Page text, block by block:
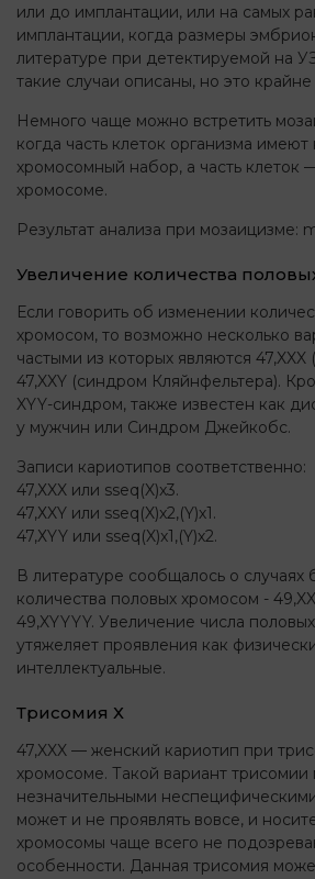
или до имплантации, или на самых
имплантации, когда размеры
литературе при детектируемой на
такие случаи описаны, но это
Немного чаще можно встретить
когда часть клеток организма
хромосомный набор, а часть
хромосоме.
Результат анализа при мозаицизме:
Увеличение количества
Если говорить об изменении
хромосом, то возможно несколько
частыми из которых являются
47,XXY (синдром Кляйнфельтера).
XYY-синдром, также известен как
у мужчин или Синдром Джейкобс.
Записи кариотипов соответственно:
47,ХXX или sseq(X)x3.
47,ХXY или sseq(X)x2,(Y)х1.
47,ХYY или sseq(X)x1,(Y)х2.
В литературе сообщалось о случаях
количества половых хромосом -
49,XYYYY. Увеличение числа
утяжеляет проявления как
интеллектуальные.
Трисомия Х
47,XXX — женский кариотип при
хромосоме. Такой вариант трисомии
незначительными
может и не проявлять вовсе, и
хромосомы чаще всего не
особенности. Данная трисомия